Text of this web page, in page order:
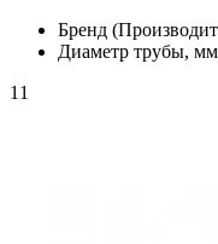
Бренд
Диаметр трубы,
11